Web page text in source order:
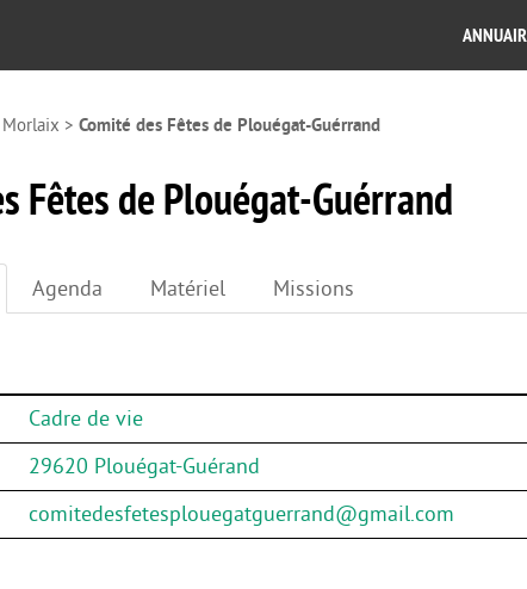
> Comité des Fêtes de Plouégat-Guérrand
Fêtes de Plouégat-Guérrand
Agenda Matériel Missions
Cadre de vie
29620 Plouégat-Guérand
comitedesfetesplouegatguerrand@gmail.com